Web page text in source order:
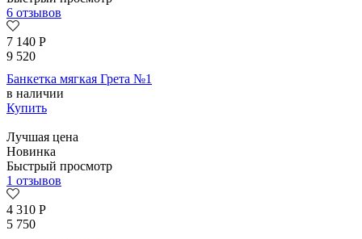
6 отзывов
7 140 Р
9 520
Банкетка мягкая Грета №1
в наличии
Купить
Лучшая цена
Новинка
Быстрый просмотр
1 отзывов
4 310 Р
5 750